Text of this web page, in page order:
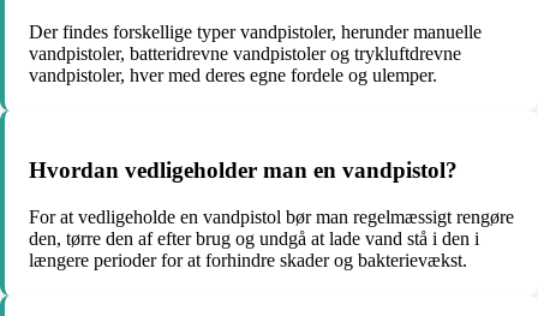
Der findes forskellige typer vandpistoler, herunder manuelle
vandpistoler, batteridrevne vandpistoler og trykluftdrevne
vandpistoler, hver med deres egne fordele og ulemper.
Hvordan vedligeholder man en vandpistol?
For at vedligeholde en vandpistol bør man regelmæssigt rengøre
den, tørre den af efter brug og undgå at lade vand stå i den i
længere perioder for at forhindre skader og bakterievækst.